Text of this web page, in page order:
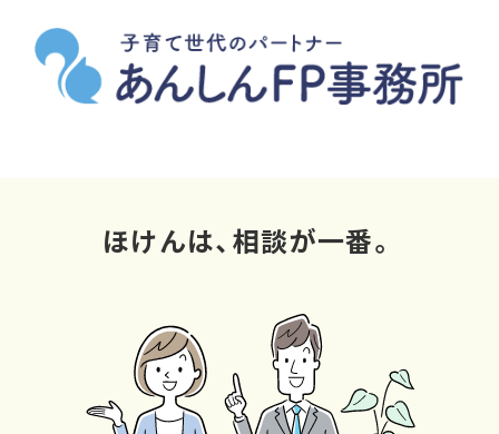
ほけんは、相談が一番。